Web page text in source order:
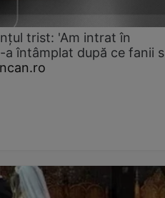
trist: 'Am intrat în
a întâmplat după ce fanii